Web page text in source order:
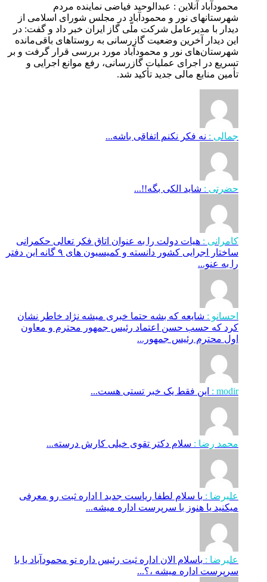
محمودآباد آنلاین : عبدالوحید فیاضی نماینده مردم
شهرستانهای نور و محمودآباد در مجلس شورای اسلامی از
دیدار با مدیرعامل شرکت ملّی گاز ایران خبر داد و گفت: در
این دیدار آخرین وضعیت گازرسانی به روستاهای باقی‌مانده
شهرستان‌های نور و محمودآباد مورد بررسی قرار گرفت و بر
تسریع در اجرای عملیات گازرسانی، رفع موانع اجرایی و
تأمین منابع مالی جدید تأکید شد.
جمالی : نه فکر نکنم اتفاقی باشه...
حضرتی : شاید الکی بگه!!...
کامرانی : هیات دولت را به عنوان اتاق فکر تعالی حکمرانی
ساختار اجرایی کشور دانسته و کمیسیون های ۹ گانه این دفتر
را به عنو...
احسانو : شایعه که بشه حتما خبری میشه نژاد خاطر نشان
کرد که حسب حسن اعتماد رئیس جمهور محترم و معاون
اول محترم رئیس جمهور...
modir : این فقط یک خبر تستی هست...
محمد رضا : سلام دکتر تقوی خیلی کارش درسته...
علیرضا : با سلام لطفا ریاست جدید ا اداره ثبت‌ رو معرفی
میکنید یا هنوز با سرپرست اداره‌ میشه...
علیرضا : باسلام الان اداره ثبت رئیس داره تو محمودآباد یا با
سرپرست اداره میشه ،؟...